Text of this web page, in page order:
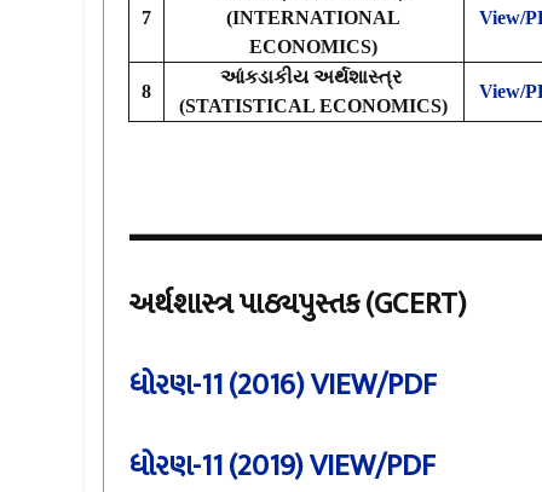
7
(INTERNATIONAL
ECONOMICS)
View/
8
આંકડાકીય અર્થશાસ્ત્ર
(STATISTICAL ECONOMICS)
View/
અર્થશાસ્ત્ર પાઠ્યપુસ્તક (GCERT)
ધોરણ-11 (2016) VIEW/PDF
ધોરણ-11 (2019) VIEW/PDF